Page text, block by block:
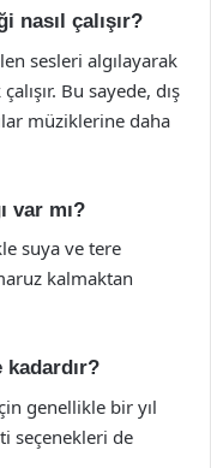
nasıl çalışır?
sesleri algılayarak
Bu sayede, dış
müziklerine daha
var mı?
suya ve tere
kalmaktan
kadardır?
genellikle bir yıl
seçenekleri de